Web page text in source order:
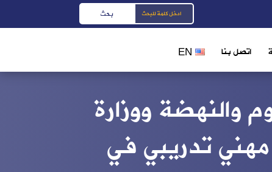
اتصل بنا EN
والنهضة ووزارة
مهني تدريبي في